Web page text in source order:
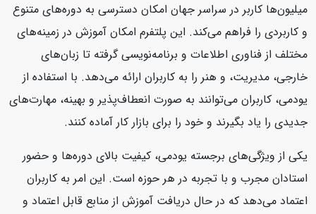
میلیون‌ها کاربر در سراسر جهان امکان دسترسی به دوره‌های متنوع
و کاربردی را فراهم می‌کند. این پلتفرم امکان آموزش در زمینه‌های
مختلف از فناوری اطلاعات و برنامه‌نویسی گرفته تا زبان‌های
خارجی، مدیریت، و هنر را به کاربران ارائه می‌دهد. با استفاده از
یودمی، کاربران می‌توانند به صورت انعطاف‌پذیر و بهینه، مهارت‌های
جدیدی را یاد بگیرند و خود را برای بازار کار آماده کنند.
یکی از ویژگی‌های برجسته یودمی، کیفیت بالای دوره‌ها و حضور
استادان مجرب و با تجربه در هر حوزه است. این امر به کاربران
اعتماد می‌دهد که در حال دریافت آموزش از منابع قابل اعتماد و